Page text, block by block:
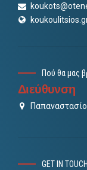
Πού θα μας
Διεύθυνση
GET IN TOUCH